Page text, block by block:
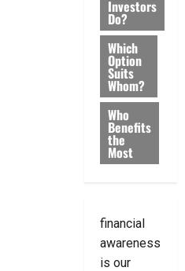
Investors
Do?
Which
Option
Suits
Whom?
Who
Benefits
the
Most
financial
awareness
is our